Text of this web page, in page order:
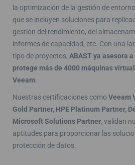
la optimización de la gestión de
que se incluyen soluciones para
gestión del rendimiento, del
informes de capacidad, etc. Con una
tipo de proyectos, ABAST ya asesora
protege más de 4000 máquinas
Veeam.
Nuestras certificaciones como Veeam
Gold Partner, HPE Platinum Partner,
Microsoft Solutions Partner, validan
aptitudes para proporcionar las
protección de datos.